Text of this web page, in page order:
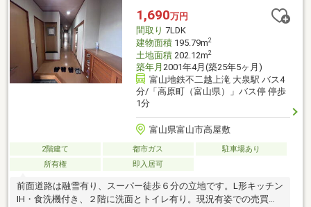
1,690万円
間取り 7LDK
建物面積195.79m2
土地面積202.12m2
築年月 2001年4月(築25年5ヶ月)
富山地鉄不二越上滝 大泉駅 バス4
分/「高原町（富山県）」バス停 停歩
1分
富山県富山市高屋敷
2階建て 都市ガス
駐車場あり
所有権
即入居可
前面道路は融雪有り、スーパー徒歩６分の立地です。L形キッチン
IH・食洗機付き、２階に洗面とトイレ有り。現況有姿での売買と